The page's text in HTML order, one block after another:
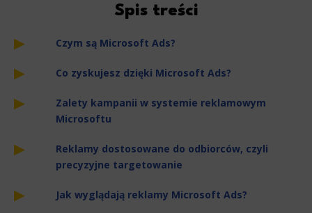
Spis treści
Czym są Microsoft Ads?
Co zyskujesz dzięki Microsoft Ads?
Zalety kampanii w systemie reklamowym
Microsoftu
Reklamy dostosowane do odbiorców, czyli
precyzyjne targetowanie
Jak wyglądają reklamy Microsoft Ads?